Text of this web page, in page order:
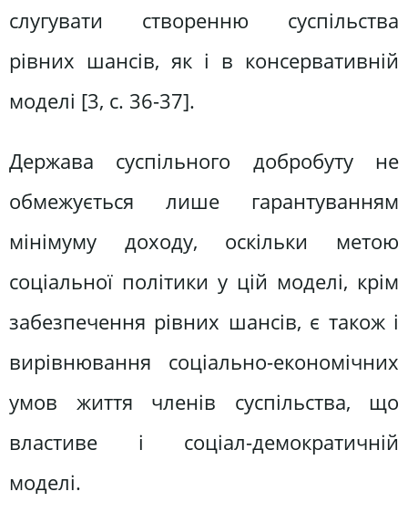
слугувати створенню суспільства
рівних шансів, як і в консервативній
моделі [3, c. 36-37].
Держава суспільного добробуту не
обмежується лише гарантуванням
мінімуму доходу, оскільки метою
соціальної політики у цій моделі, крім
забезпечення рівних шансів, є також і
вирівнювання соціально-економічних
умов життя членів суспільства, що
властиве і соціал-демократичній
моделі.